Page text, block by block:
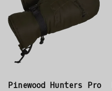
Pinewood Hunters Pro